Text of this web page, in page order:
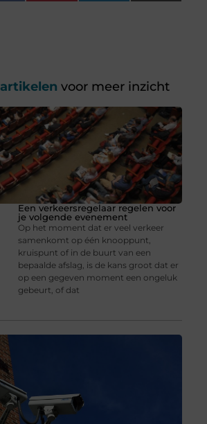
artikelen voor meer inzicht
Een verkeersregelaar regelen voor
je volgende evenement
Op het moment dat er veel verkeer
samenkomt op één knooppunt,
kruispunt of in de buurt van een
bepaalde afslag, is de kans groot dat er
op een gegeven moment een ongeluk
gebeurt, of dat